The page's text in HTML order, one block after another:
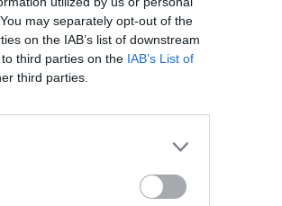
may separately opt-out of the
on the IAB’s list of downstream
third parties on the IAB’s List of
third parties.
czy bateria notebooka wytrzyma! Dzięki